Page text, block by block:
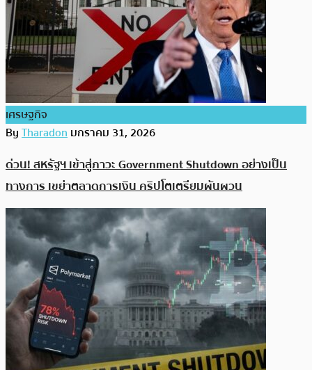
เศรษฐกิจ
ByTharadonมกราคม 31, 2026
ด่วน! สหรัฐฯ เข้าสู่ภาวะ Government Shutdown อย่างเป็น
ทางการ เขย่าตลาดการเงิน คริปโตเตรียมผันผวน